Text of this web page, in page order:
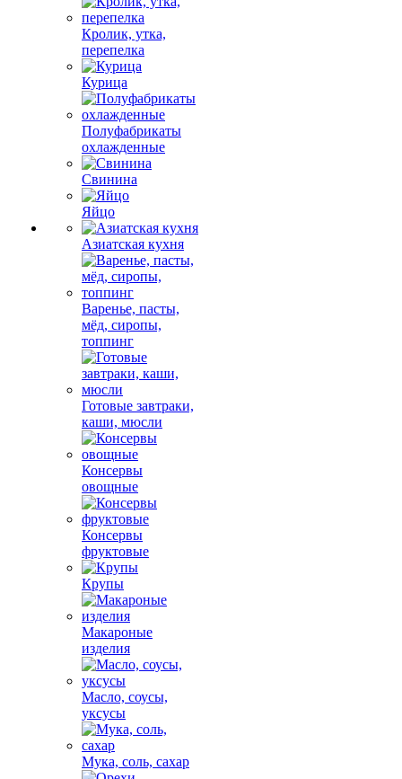
Кролик, утка,
перепелка
Курица
Полуфабрикаты
охлажденные
Свинина
Яйцо
Азиатская кухня
Варенье, пасты,
мёд, сиропы,
топпинг
Готовые завтраки,
каши, мюсли
Консервы
овощные
Консервы
фруктовые
Крупы
Макароные
изделия
Масло, соусы,
уксусы
Мука, соль, сахар